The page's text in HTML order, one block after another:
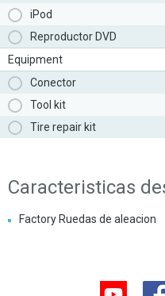
iPod
Reproductor DVD
Equipment
Conector
Tool kit
Tire repair kit
Caracteristicas
Factory Ruedas de aleacion
Youtube